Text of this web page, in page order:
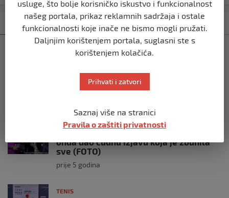
Kategorija Najnovije Najčitanije
preokreta, u trećem setu je zabrinuo
navijače
onda dao čudnu izjavu koja je zbunila
sve (FOTO)
prije 5 godina
TENIS
usluge, što bolje korisničko iskustvo i funkcionalnost
našeg portala, prikaz reklamnih sadržaja i ostale
funkcionalnosti koje inače ne bismo mogli pružati.
Daljnjim korištenjem portala, suglasni ste s
korištenjem kolačića.
Prihvati i zatvori
Saznaj više na stranici
Pravila o zaštiti privatnosti